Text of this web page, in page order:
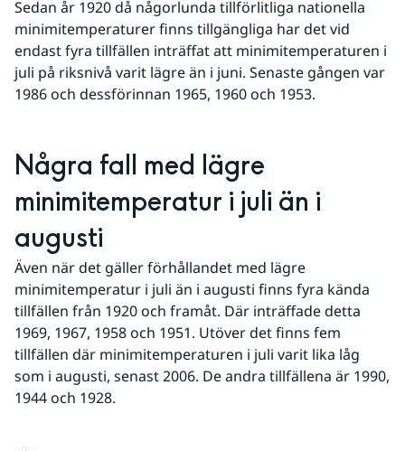
Sedan år 1920 då någorlunda tillförlitliga nationella
minimitemperaturer finns tillgängliga har det vid
endast fyra tillfällen inträffat att minimitemperaturen i
juli på riksnivå varit lägre än i juni. Senaste gången var
1986 och dessförinnan 1965, 1960 och 1953.
Några fall med lägre
minimitemperatur i juli än i
augusti
Även när det gäller förhållandet med lägre
minimitemperatur i juli än i augusti finns fyra kända
tillfällen från 1920 och framåt. Där inträffade detta
1969, 1967, 1958 och 1951. Utöver det finns fem
tillfällen där minimitemperaturen i juli varit lika låg
som i augusti, senast 2006. De andra tillfällena är 1990,
1944 och 1928.